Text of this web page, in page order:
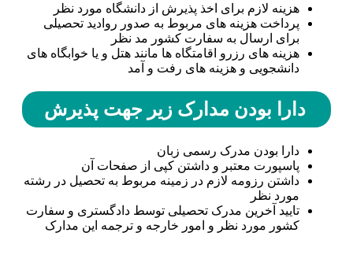
هزینه لازم برای اخذ پذیرش از دانشگاه مورد نظر
پرداخت هزینه های مربوط به صدور روادید تحصیلی
برای ارسال به سفارت کشور مد نظر
هزینه های رزرو اقامتگاه ها مانند هتل و یا خوابگاه های
دانشجویی و هزینه های رفت و آمد
دارا بودن مدارک زیر جهت پذیرش
دارا بودن مدرک رسمی زبان
پاسپورت معتبر و داشتن کپی از صفحات آن
داشتن رزومه لازم در زمینه مربوط به تحصیل در رشته
مورد نظر
تایید آخرین مدرک تحصیلی توسط دادگستری و سفارت
کشور مورد نظر و امور خارجه و ترجمه این مدارک